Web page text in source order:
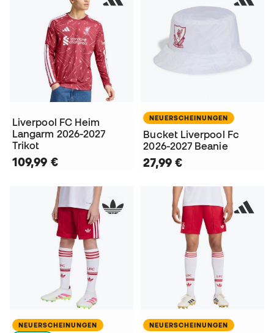
Liverpool FC Heim
Langarm 2026-2027
Trikot
109,99 €
NEUERSCHEINUNGEN
Bucket Liverpool Fc
2026-2027 Beanie
27,99 €
NEUERSCHEINUNGEN
NEUERSCHEINUNGEN